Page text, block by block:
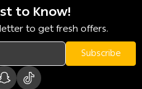
to Know!
to get fresh offers.
Subscribe